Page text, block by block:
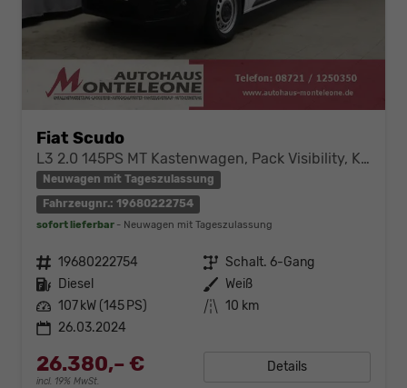
Fiat Scudo
L3 2.0 145PS MT Kastenwagen, Pack Visibility, Klimaanlage, Heckflügeltüren, Radio DAB, Einparkhilfe hinten, Berganfahrhilfe, vollwertiges Ersatzrad, Nebelscheinwerfer, 16" Stahlfelgen, uvm.
Neuwagen mit Tageszulassung
Fahrzeugnr.: 19680222754
sofort lieferbar Neuwagen mit Tageszulassung
Fahrzeugnr. 19680222754 Getriebe Schalt. 6-Gang
Kraftstoff Diesel Außenfarbe Weiß
Leistung 107 kW (145 PS) Kilometerstand 10 km
26.03.2024
26.380,– €
incl. 19% MwSt.
Details